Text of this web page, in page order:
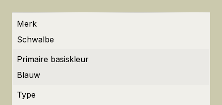
Merk
Schwalbe
Primaire basiskleur
Blauw
Type